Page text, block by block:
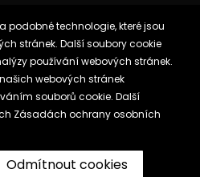
stránkách. U jednotlivých článků mohou
zdrojích, datu původní analýzy nebo datu,
uvedené tržní údaje.
údajů a cookies
podobné technologie, které jsou
stránek. Další soubory cookie
používání webových stránek.
webových stránek
souborů cookie. Další
Zásadách ochrany osobních
Odmítnout cookies